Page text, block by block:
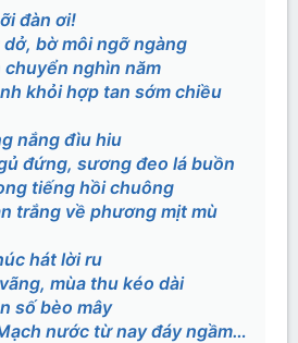
đàn ơi!
dở, bờ môi ngỡ ngàng
chuyển nghìn năm
khỏi hợp tan sớm chiều
nắng đìu hiu
đứng, sương đeo lá buồn
tiếng hồi chuông
trắng về phương mịt mù
hát lời ru
mùa thu kéo dài
số bèo mây
nước từ nay đáy ngầm…